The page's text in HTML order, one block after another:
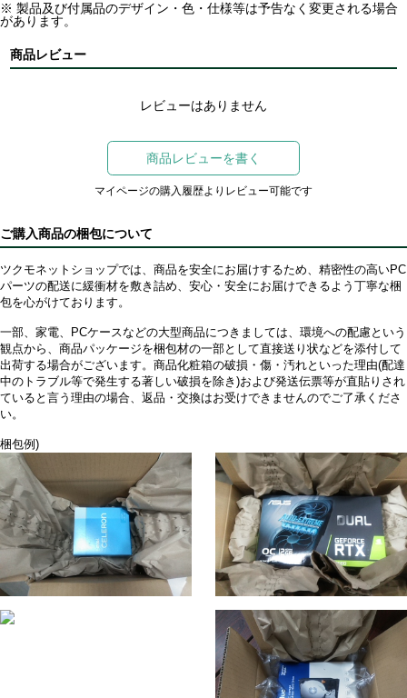
※ 製品及び付属品のデザイン・色・仕様等は予告なく変更される場合
があります。
商品レビュー
レビューはありません
商品レビューを書く
マイページの購入履歴よりレビュー可能です
ご購入商品の梱包について
ツクモネットショップでは、商品を安全にお届けするため、精密性の高いPC
パーツの配送に緩衝材を敷き詰め、安心・安全にお届けできるよう丁寧な梱
包を心がけております。
一部、家電、PCケースなどの大型商品につきましては、環境への配慮という
観点から、商品パッケージを梱包材の一部として直接送り状などを添付して
出荷する場合がございます。商品化粧箱の破損・傷・汚れといった理由(配達
中のトラブル等で発生する著しい破損を除き)および発送伝票等が直貼りされ
ていると言う理由の場合、返品・交換はお受けできませんのでご了承くださ
い。
梱包例)